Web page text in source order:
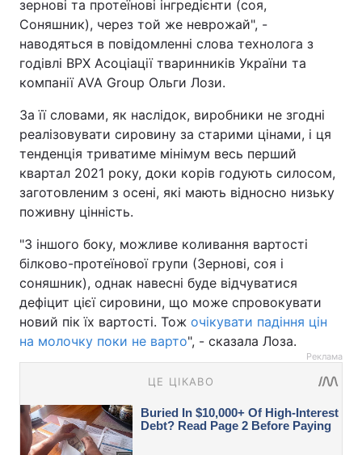
зернові та протеїнові інгредієнти (соя,
Соняшник), через той же неврожай", -
наводяться в повідомленні слова технолога з
годівлі ВРХ Асоціації тваринників України та
компанії AVA Group Ольги Лози.
За її словами, як наслідок, виробники не згодні
реалізовувати сировину за старими цінами, і ця
тенденція триватиме мінімум весь перший
квартал 2021 року, доки корів годують силосом,
заготовленим з осені, які мають відносно низьку
поживну цінність.
"З іншого боку, можливе коливання вартості
білково-протеїнової групи (Зернові, соя і
соняшник), однак навесні буде відчуватися
дефіцит цієї сировини, що може спровокувати
новий пік їх вартості. Тож очікувати падіння цін
на молочку поки не варто", - сказала Лоза.
Реклама